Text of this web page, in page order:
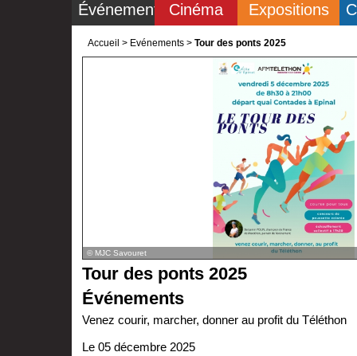
Événements Cinéma Expositions
Accueil > Evénements > Tour des ponts 2025
© MJC Savouret
Tour des ponts 2025
Événements
Venez courir, marcher, donner au profit du Téléthon
Le 05 décembre 2025